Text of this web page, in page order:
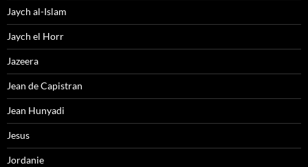
Jaych al-Islam
Jaych el Horr
Jazeera
Jean de Capistran
Jean Hunyadi
Jesus
Jordanie